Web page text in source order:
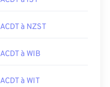
ACDT à NZST
ACDT à WIB
ACDT à WIT